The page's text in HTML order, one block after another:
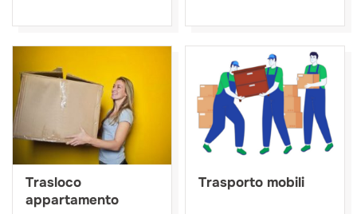
Trasloco
appartamento
Trasporto mobili